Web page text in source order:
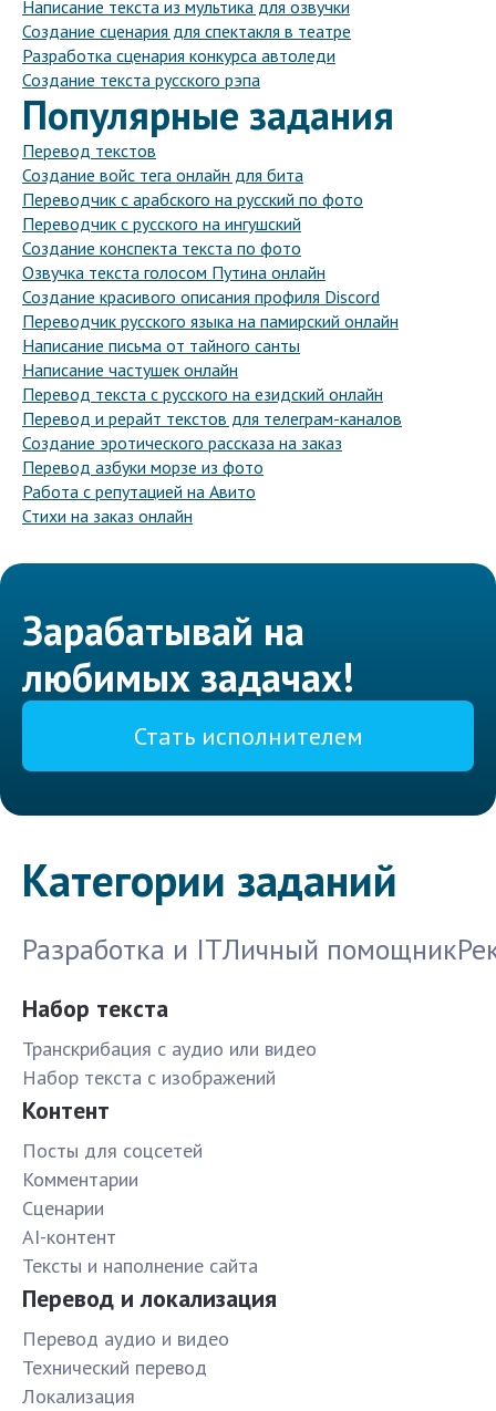
Написание текста из мультика для озвучки
Создание сценария для спектакля в театре
Разработка сценария конкурса автоледи
Создание текста русского рэпа
Популярные задания
Перевод текстов
Создание войс тега онлайн для бита
Переводчик с арабского на русский по фото
Переводчик с русского на ингушский
Создание конспекта текста по фото
Озвучка текста голосом Путина онлайн
Создание красивого описания профиля Discord
Переводчик русского языка на памирский онлайн
Написание письма от тайного санты
Написание частушек онлайн
Перевод текста с русского на езидский онлайн
Перевод и рерайт текстов для телеграм-каналов
Создание эротического рассказа на заказ
Перевод азбуки морзе из фото
Работа с репутацией на Авито
Стихи на заказ онлайн
Зарабатывай на
любимых задачах!
Стать исполнителем
Категории заданий
Разработка и ITЛичный помощник
Набор текста
Транскрибация с аудио или видео
Набор текста с изображений
Контент
Посты для соцсетей
Комментарии
Сценарии
AI-контент
Тексты и наполнение сайта
Перевод и локализация
Перевод аудио и видео
Технический перевод
Локализация